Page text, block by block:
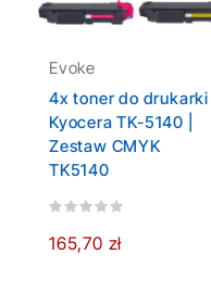
Evoke
4x toner do drukarki
Kyocera TK-5140 |
Zestaw CMYK
TK5140
165,70 zł